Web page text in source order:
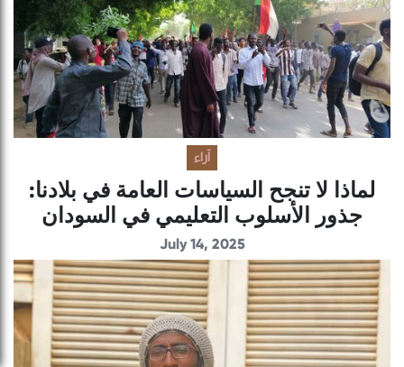
آراء
لماذا لا تنجح السياسات العامة في بلادنا:
جذور الأسلوب التعليمي في السودان
July 14, 2025